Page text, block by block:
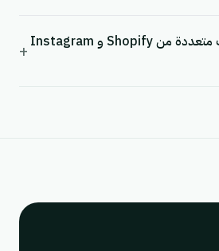
هل يمكنني ربط حسابات متعددة من Shopify و Instagram +